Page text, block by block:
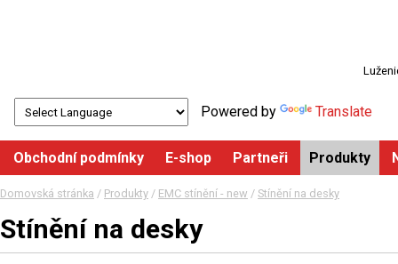
Powered by Translate
Obchodní podmínky E-shop Partneři Produkty
Domovská stránka / Produkty / EMC stínění - new / Stínění na desky
Stínění na desky